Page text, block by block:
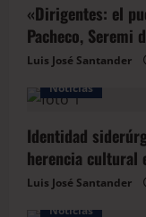
«Dirigentes: el
Pacheco, Seremi
Luis José Santander
Noticias
Identidad
herencia cultural
Luis José Santander
Noticias